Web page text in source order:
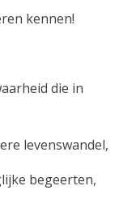
kennen!
die in
levenswandel,
begeerten,